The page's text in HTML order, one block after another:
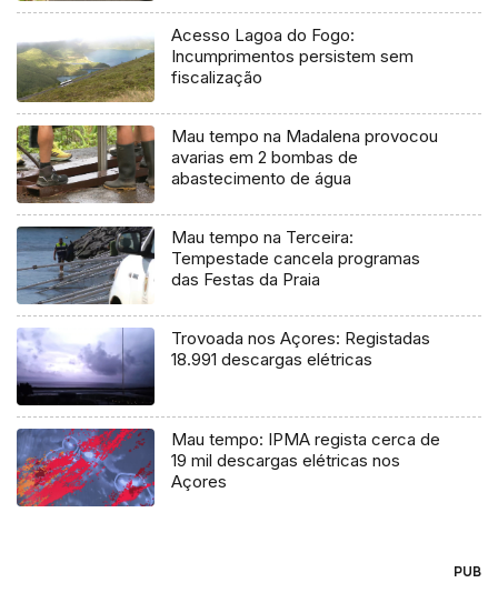
Acesso Lagoa do Fogo:
Incumprimentos persistem sem
fiscalização
Mau tempo na Madalena provocou
avarias em 2 bombas de
abastecimento de água
Mau tempo na Terceira:
Tempestade cancela programas
das Festas da Praia
Trovoada nos Açores: Registadas
18.991 descargas elétricas
Mau tempo: IPMA regista cerca de
19 mil descargas elétricas nos
Açores
PUB